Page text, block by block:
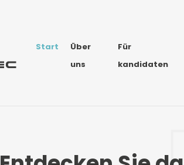
Start
Über
uns
Für
kandidaten